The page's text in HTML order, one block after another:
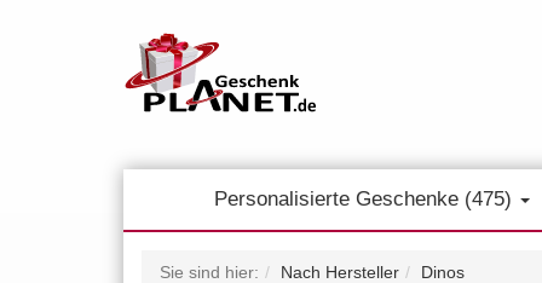
Personalisierte Geschenke (475)
Sie sind hier: Nach Hersteller Dinos